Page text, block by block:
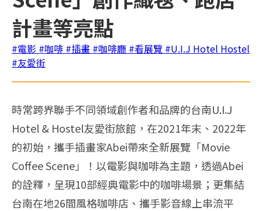
計畫等亮點
#電影 #咖啡 #插畫 #咖啡廳 #看展覽 #U.I.J Hotel Hostel
#友愛街
時常跨界聯手不同領域創作者和品牌的台南U.I.J
Hotel‭ & ‬Hostel友愛街旅館，在2021年末、2022年
的初始，攜手插畫家Abei帶來全新展覽「Movie
Coffee Scene」！以電影與咖啡為主題，透過Abei
的詮釋，呈現10部經典電影中的咖啡場景；更集結
台南在地26間風格咖啡店、攜手影音線上串流平